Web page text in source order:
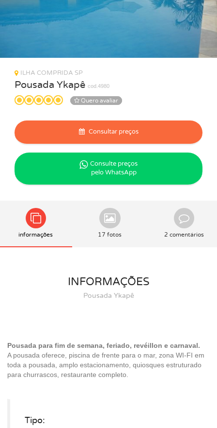
Pousada Ykapê cod.4980
ILHA COMPRIDA SP
Quero avaliar
Consultar preços
Consulte preços
pelo WhatsApp
informações 17 fotos 2 comentários
INFORMAÇÕES
Pousada Ykapê
Pousada para fim de semana, feriado, revéillon e carnaval.
A pousada oferece, piscina de frente para o mar, zona WI-FI em
toda a pousada, amplo estacionamento, quiosques estruturado
para churrascos, restaurante completo.
Tipo: